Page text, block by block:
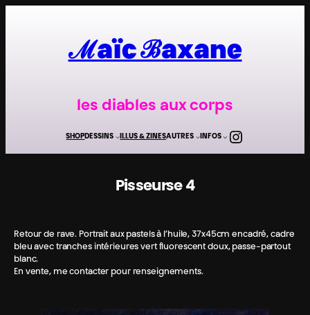
ℳaïc ℬaxane
les diables aux corps
SHOPDESSINS ILLUS & ZINESAUTRES INFOS Instagram
Pisseur·se 4
Retour de rave. Portrait aux pastels à l’huile, 37x45cm encadré, cadre
bleu avec tranches intérieures vert fluorescent doux, passe-partout
blanc.
En vente, me contacter pour renseignements.